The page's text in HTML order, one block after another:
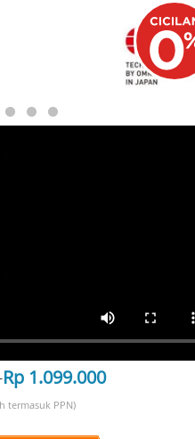
Rp 1.099.000
termasuk PPN)